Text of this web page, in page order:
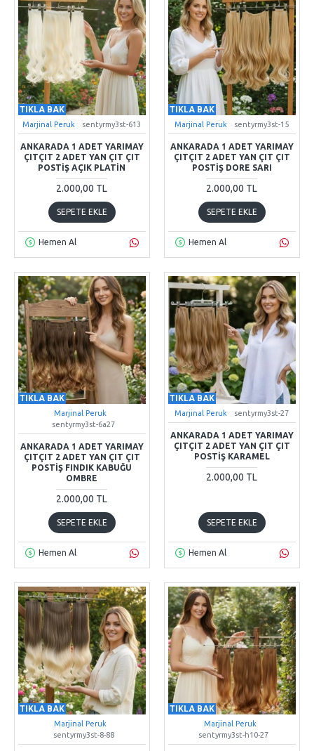
TIKLA BAK
Marjinal Peruk sentyrmy3st-613
ANKARADA 1 ADET YARIMAY
ÇITÇIT 2 ADET YAN ÇIT ÇIT
POSTIŞ AÇIK PLATIN
2.000,00 TL
SEPETE EKLE
Hemen Al
TIKLA BAK
Marjinal Peruk sentyrmy3st-15
ANKARADA 1 ADET YARIMAY
ÇITÇIT 2 ADET YAN ÇIT ÇIT
POSTIŞ DORE SARI
2.000,00 TL
SEPETE EKLE
Hemen Al
TIKLA BAK
Marjinal Peruk
sentyrmy3st-6a27
ANKARADA 1 ADET YARIMAY
ÇITÇIT 2 ADET YAN ÇIT ÇIT
POSTIŞ FINDIK KABUĞU
OMBRE
2.000,00 TL
SEPETE EKLE
Hemen Al
TIKLA BAK
Marjinal Peruk sentyrmy3st-27
ANKARADA 1 ADET YARIMAY
ÇITÇIT 2 ADET YAN ÇIT ÇIT
POSTIŞ KARAMEL
2.000,00 TL
SEPETE EKLE
Hemen Al
TIKLA BAK
Marjinal Peruk
sentyrmy3st-8-88
TIKLA BAK
Marjinal Peruk
sentyrmy3st-h10-27